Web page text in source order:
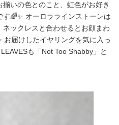
いの色とのこと、虹色がお好き
🌈✨ オーロララインストーンは
ックレスと合わせるとお顔まわ
お届けしたイヤリングを気に入っ
も「Not Too Shabby」と